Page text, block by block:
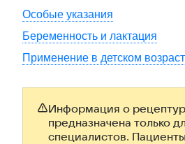
Особые указания
Беременность и лактация
Применение в детском
Информация о
предназначена только
специалистов.